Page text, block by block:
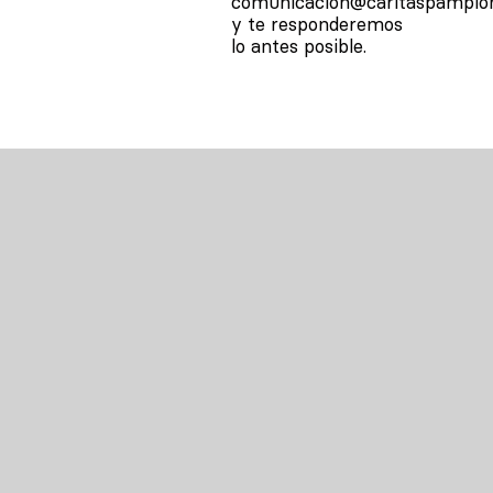
y te responderemos
lo antes posible.